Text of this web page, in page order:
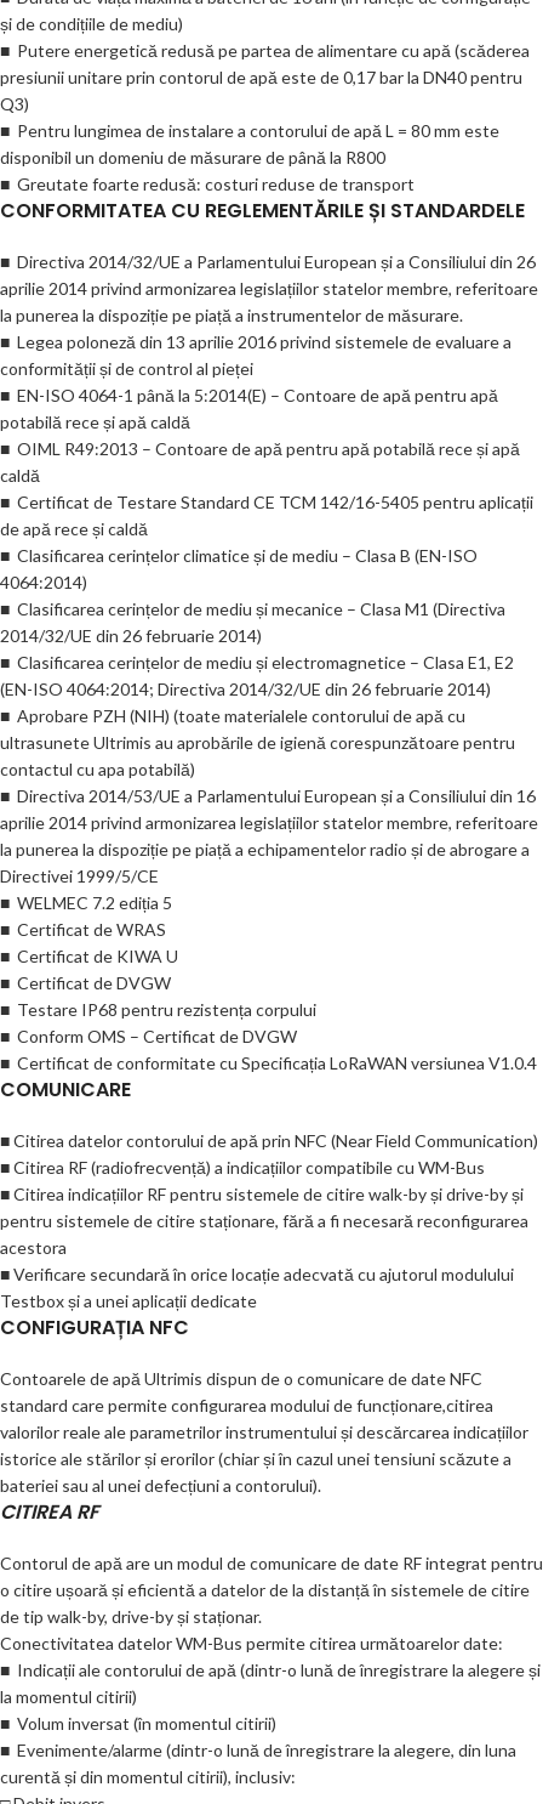
și de condițiile de mediu)
■ Putere energetică redusă pe partea de alimentare cu apă (scăderea
presiunii unitare prin contorul de apă este de 0,17 bar la DN40 pentru
Q3)
■ Pentru lungimea de instalare a contorului de apă L = 80 mm este
disponibil un domeniu de măsurare de până la R800
■ Greutate foarte redusă: costuri reduse de transport
CONFORMITATEA CU REGLEMENTĂRILE ȘI STANDARDELE
■ Directiva 2014/32/UE a Parlamentului European și a Consiliului din 26
aprilie 2014 privind armonizarea legislațiilor statelor membre, referitoare
la punerea la dispoziție pe piață a instrumentelor de măsurare.
■ Legea poloneză din 13 aprilie 2016 privind sistemele de evaluare a
conformității și de control al pieței
■ EN-ISO 4064-1 până la 5:2014(E) – Contoare de apă pentru apă
potabilă rece și apă caldă
■ OIML R49:2013 – Contoare de apă pentru apă potabilă rece și apă
caldă
■ Certificat de Testare Standard CE TCM 142/16-5405 pentru aplicații
de apă rece și caldă
■ Clasificarea cerințelor climatice și de mediu – Clasa B (EN-ISO
4064:2014)
■ Clasificarea cerințelor de mediu și mecanice – Clasa M1 (Directiva
2014/32/UE din 26 februarie 2014)
■ Clasificarea cerințelor de mediu și electromagnetice – Clasa E1, E2
(EN-ISO 4064:2014; Directiva 2014/32/UE din 26 februarie 2014)
■ Aprobare PZH (NIH) (toate materialele contorului de apă cu
ultrasunete Ultrimis au aprobările de igienă corespunzătoare pentru
contactul cu apa potabilă)
■ Directiva 2014/53/UE a Parlamentului European și a Consiliului din 16
aprilie 2014 privind armonizarea legislațiilor statelor membre, referitoare
la punerea la dispoziție pe piață a echipamentelor radio și de abrogare a
Directivei 1999/5/CE
■ WELMEC 7.2 ediția 5
■ Certificat de WRAS
■ Certificat de KIWA U
■ Certificat de DVGW
■ Testare IP68 pentru rezistența corpului
■ Conform OMS – Certificat de DVGW
■ Certificat de conformitate cu Specificația LoRaWAN versiunea V1.0.4
COMUNICARE
■ Citirea datelor contorului de apă prin NFC (Near Field Communication)
■ Citirea RF (radiofrecvență) a indicațiilor compatibile cu WM-Bus
■ Citirea indicațiilor RF pentru sistemele de citire walk-by și drive-by și
pentru sistemele de citire staționare, fără a fi necesară reconfigurarea
acestora
■ Verificare secundară în orice locație adecvată cu ajutorul modulului
Testbox și a unei aplicații dedicate
CONFIGURAȚIA NFC
Contoarele de apă Ultrimis dispun de o comunicare de date NFC
standard care permite configurarea modului de funcționare,citirea
valorilor reale ale parametrilor instrumentului și descărcarea indicațiilor
istorice ale stărilor și erorilor (chiar și în cazul unei tensiuni scăzute a
bateriei sau al unei defecțiuni a contorului).
CITIREA RF
Contorul de apă are un modul de comunicare de date RF integrat pentru
o citire ușoară și eficientă a datelor de la distanță în sistemele de citire
de tip walk-by, drive-by și staționar.
Conectivitatea datelor WM-Bus permite citirea următoarelor date:
■ Indicații ale contorului de apă (dintr-o lună de înregistrare la alegere și
la momentul citirii)
■ Volum inversat (în momentul citirii)
■ Evenimente/alarme (dintr-o lună de înregistrare la alegere, din luna
curentă și din momentul citirii), inclusiv: